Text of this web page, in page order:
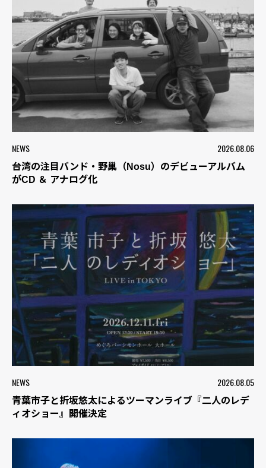
NEWS 2026.08.06
台湾の注目バンド・野巢（Nosu）のデビューアルバム
がCD ＆ アナログ化
NEWS 2026.08.05
青葉市子と折坂悠太によるツーマンライブ『二人のレデ
ィオショー』開催決定